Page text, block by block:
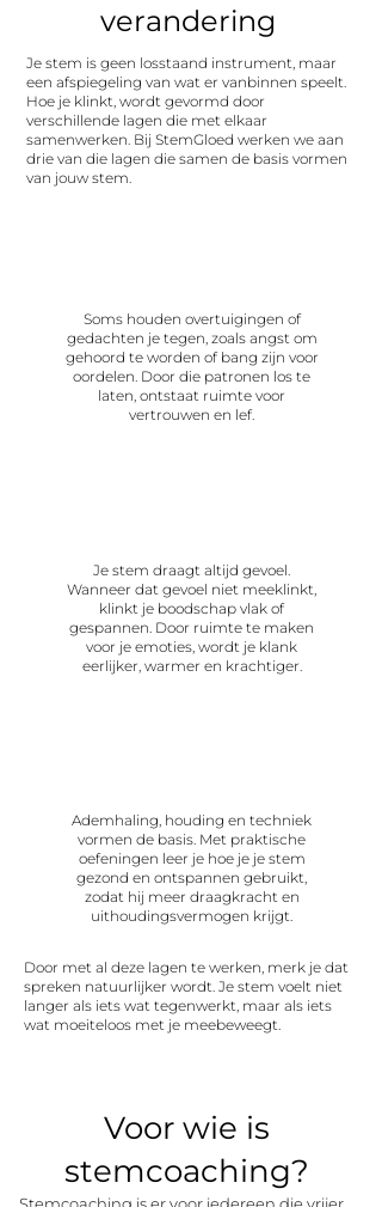
verandering
Je stem is geen losstaand instrument, maar
een afspiegeling van wat er vanbinnen speelt.
Hoe je klinkt, wordt gevormd door
verschillende lagen die met elkaar
samenwerken. Bij StemGloed werken we aan
drie van die lagen die samen de basis vormen
van jouw stem.
Soms houden overtuigingen of
gedachten je tegen, zoals angst om
gehoord te worden of bang zijn voor
oordelen. Door die patronen los te
laten, ontstaat ruimte voor
vertrouwen en lef.
Je stem draagt altijd gevoel.
Wanneer dat gevoel niet meeklinkt,
klinkt je boodschap vlak of
gespannen. Door ruimte te maken
voor je emoties, wordt je klank
eerlijker, warmer en krachtiger.
Ademhaling, houding en techniek
vormen de basis. Met praktische
oefeningen leer je hoe je je stem
gezond en ontspannen gebruikt,
zodat hij meer draagkracht en
uithoudingsvermogen krijgt.
Door met al deze lagen te werken, merk je dat
spreken natuurlijker wordt. Je stem voelt niet
langer als iets wat tegenwerkt, maar als iets
wat moeiteloos met je meebeweegt.
Voor wie is
stemcoaching?